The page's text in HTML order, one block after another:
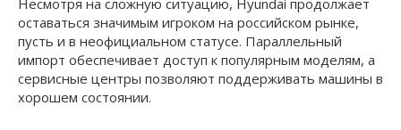
Несмотря на сложную ситуацию, Hyundai продолжает
оставаться значимым игроком на российском рынке,
пусть и в неофициальном статусе. Параллельный
импорт обеспечивает доступ к популярным моделям, а
сервисные центры позволяют поддерживать машины в
хорошем состоянии.